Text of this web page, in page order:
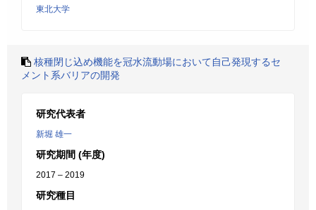
東北大学
核種閉じ込め機能を冠水流動場において自己発現するセ
メント系バリアの開発
研究代表者
新堀 雄一
研究期間 (年度)
2017 – 2019
研究種目